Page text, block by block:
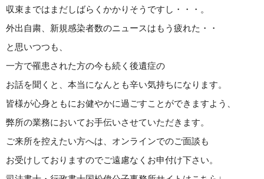
収束まではまだしばらくかかりそうですし・・・。
外出自粛、新規感染者数のニュースはもう疲れた・・
と思いつつも、
一方で罹患された方の今も続く後遺症の
お話を聞くと、本当になんとも辛い気持ちになります。
皆様が心身ともにお健やかに過ごすことができますよう、
弊所の業務においてお手伝いさせていただきます。
ご来所を控えたい方へは、オンラインでのご面談も
お受けしておりますのでご遠慮なくお申付け下さい。